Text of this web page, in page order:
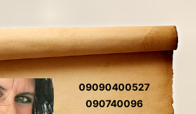
09090400527
090740096